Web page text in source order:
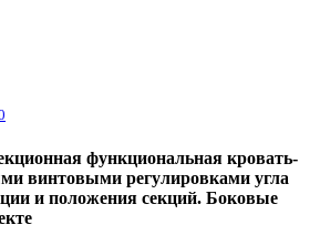
функциональная кровать-
винтовыми регулировками угла
и положения секций. Боковые